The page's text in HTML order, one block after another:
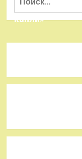
трогать»:
Лолита
диагноз
Соловьеву:
капли»